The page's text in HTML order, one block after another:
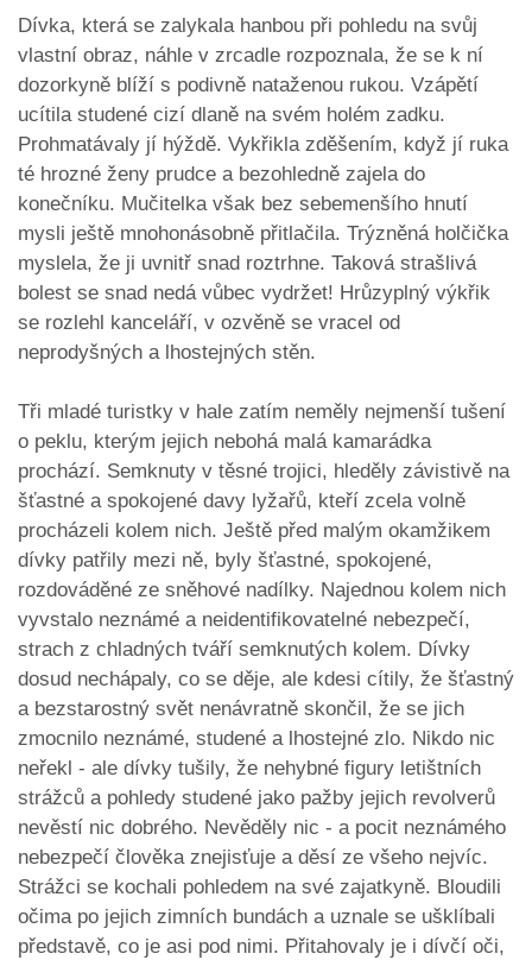
Dívka, která se zalykala hanbou při pohledu na svůj
vlastní obraz, náhle v zrcadle rozpoznala, že se k ní
dozorkyně blíží s podivně nataženou rukou. Vzápětí
ucítila studené cizí dlaně na svém holém zadku.
Prohmatávaly jí hýždě. Vykřikla zděšením, když jí ruka
té hrozné ženy prudce a bezohledně zajela do
konečníku. Mučitelka však bez sebemenšího hnutí
mysli ještě mnohonásobně přitlačila. Trýzněná holčička
myslela, že ji uvnitř snad roztrhne. Taková strašlivá
bolest se snad nedá vůbec vydržet! Hrůzyplný výkřik
se rozlehl kanceláří, v ozvěně se vracel od
neprodyšných a lhostejných stěn.
Tři mladé turistky v hale zatím neměly nejmenší tušení
o peklu, kterým jejich nebohá malá kamarádka
prochází. Semknuty v těsné trojici, hleděly závistivě na
šťastné a spokojené davy lyžařů, kteří zcela volně
procházeli kolem nich. Ještě před malým okamžikem
dívky patřily mezi ně, byly šťastné, spokojené,
rozdováděné ze sněhové nadílky. Najednou kolem nich
vyvstalo neznámé a neidentifikovatelné nebezpečí,
strach z chladných tváří semknutých kolem. Dívky
dosud nechápaly, co se děje, ale kdesi cítily, že šťastný
a bezstarostný svět nenávratně skončil, že se jich
zmocnilo neznámé, studené a lhostejné zlo. Nikdo nic
neřekl - ale dívky tušily, že nehybné figury letištních
strážců a pohledy studené jako pažby jejich revolverů
nevěstí nic dobrého. Nevěděly nic - a pocit neznámého
nebezpečí člověka znejisťuje a děsí ze všeho nejvíc.
Strážci se kochali pohledem na své zajatkyně. Bloudili
očima po jejich zimních bundách a uznale se ušklíbali
představě, co je asi pod nimi. Přitahovaly je i dívčí oči,